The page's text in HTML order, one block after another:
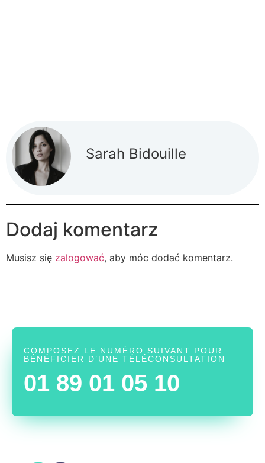
Sarah Bidouille
Dodaj komentarz
Musisz się zalogować, aby móc dodać komentarz.
COMPOSEZ LE NUMÉRO SUIVANT POUR
BÉNÉFICIER D’UNE TÉLÉCONSULTATION
01 89 01 05 10